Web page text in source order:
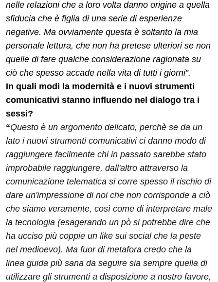
nelle relazioni che a loro volta danno origine a quella
sfiducia che è figlia di una serie di esperienze
negative. Ma ovviamente questa è soltanto la mia
personale lettura, che non ha pretese ulteriori se non
quelle di fare qualche considerazione ragionata su
ciò che spesso accade nella vita di tutti i giorni”.
In quali modi la modernità e i nuovi strumenti
comunicativi stanno influendo nel dialogo tra i
sessi?
“Questo è un argomento delicato, perchè se da un
lato i nuovi strumenti comunicativi ci danno modo di
raggiungere facilmente chi in passato sarebbe stato
improbabile raggiungere, dall'altro attraverso la
comunicazione telematica si corre spesso il rischio di
dare un'impressione di noi che non corrisponde a ciò
che siamo veramente, così come di interpretare male
la tecnologia (esagerando un pò si potrebbe dire che
ha ucciso più coppie un like sui social che la peste
nel medioevo). Ma fuor di metafora credo che la
linea guida più sana da seguire sia sempre quella di
utilizzare gli strumenti a disposizione a nostro favore,